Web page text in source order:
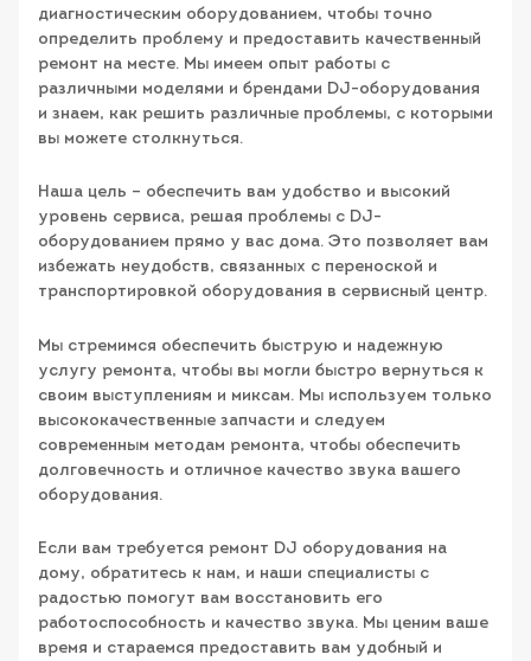
диагностическим оборудованием, чтобы точно
определить проблему и предоставить качественный
ремонт на месте. Мы имеем опыт работы с
различными моделями и брендами DJ-оборудования
и знаем, как решить различные проблемы, с которыми
вы можете столкнуться.
Наша цель – обеспечить вам удобство и высокий
уровень сервиса, решая проблемы с DJ-
оборудованием прямо у вас дома. Это позволяет вам
избежать неудобств, связанных с переноской и
транспортировкой оборудования в сервисный центр.
Мы стремимся обеспечить быструю и надежную
услугу ремонта, чтобы вы могли быстро вернуться к
своим выступлениям и миксам. Мы используем только
высококачественные запчасти и следуем
современным методам ремонта, чтобы обеспечить
долговечность и отличное качество звука вашего
оборудования.
Если вам требуется ремонт DJ оборудования на
дому, обратитесь к нам, и наши специалисты с
радостью помогут вам восстановить его
работоспособность и качество звука. Мы ценим ваше
время и стараемся предоставить вам удобный и